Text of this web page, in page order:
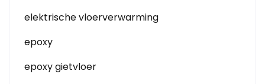
elektrische vloerverwarming
epoxy
epoxy gietvloer